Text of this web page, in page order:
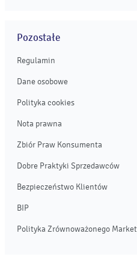
Pozostałe
Regulamin
Dane osobowe
Polityka cookies
Nota prawna
Zbiór Praw Konsumenta
Dobre Praktyki Sprzedawców
Bezpieczeństwo Klientów
BIP
Polityka Zrównoważonego